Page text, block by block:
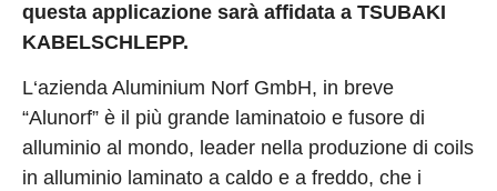
questa applicazione sarà affidata a TSUBAKI
KABELSCHLEPP.
L‘azienda Aluminium Norf GmbH, in breve
“Alunorf” è il più grande laminatoio e fusore di
alluminio al mondo, leader nella produzione di coils
in alluminio laminato a caldo e a freddo, che i